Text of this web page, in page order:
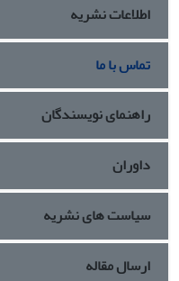
اطلاعات نشریه
تماس با ما
راهنمای نویسندگان
داوران
سیاست های نشریه
ارسال مقاله